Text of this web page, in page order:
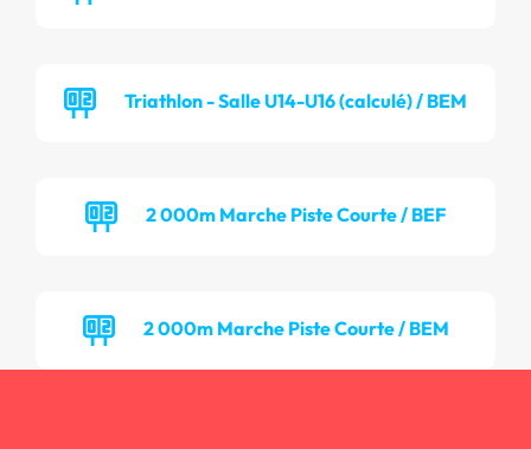
Triathlon - Salle U14-U16 (calculé) / BEM
2 000m Marche Piste Courte / BEF
2 000m Marche Piste Courte / BEM